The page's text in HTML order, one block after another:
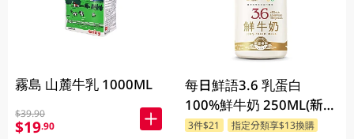
霧島 山麓牛乳 1000ML
$39.90
$19.90
每日鮮語3.6 乳蛋白
100%鮮牛奶 250ML(新
舊包裝隨機發貨)
3件$21
指定分類享$13換購